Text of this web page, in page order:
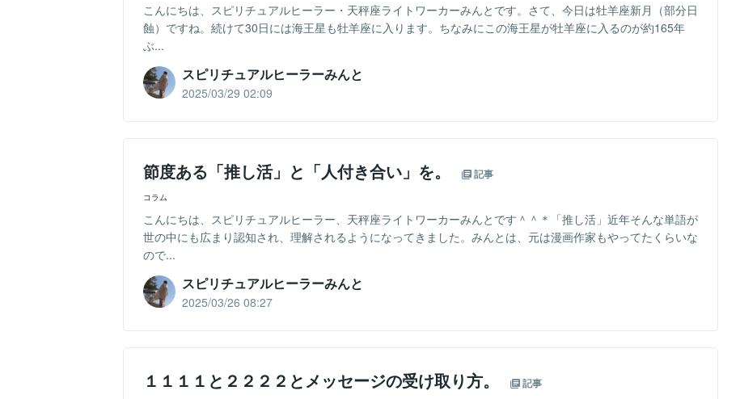
こんにちは、スピリチュアルヒーラー・天秤座ライトワーカーみんとです。さて、今日は牡羊座新月（部分日
蝕）ですね。続けて30日には海王星も牡羊座に入ります。ちなみにこの海王星が牡羊座に入るのが約165年
ぶ...
スピリチュアルヒーラーみんと
2025/03/29 02:09
節度ある「推し活」と「人付き合い」を。 記事
コラム
こんにちは、スピリチュアルヒーラー、天秤座ライトワーカーみんとです＾＾＊「推し活」近年そんな単語が
世の中にも広まり認知され、理解されるようになってきました。みんとは、元は漫画作家もやってたくらいな
ので...
スピリチュアルヒーラーみんと
2025/03/26 08:27
１１１１と２２２２とメッセージの受け取り方。 記事